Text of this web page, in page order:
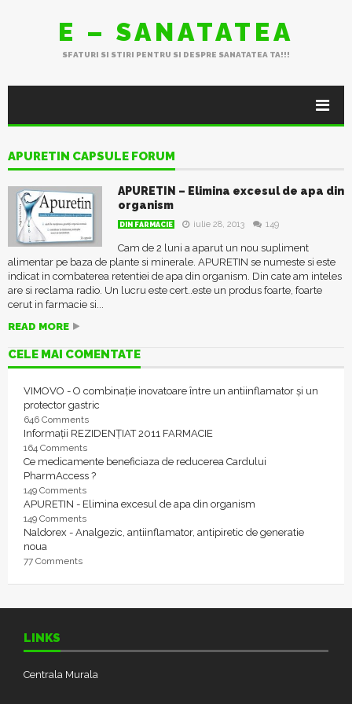
E – SANATATEA
SFATURI SI STIRI PENTRU SI DESPRE SANATATEA TA!!!
APURETIN CAPSULE FORUM
APURETIN – Elimina excesul de apa din
organism
DIN FARMACIE iulie 28, 2013 149
Cam de 2 luni a aparut un nou supliment
alimentar pe baza de plante si minerale. APURETIN se numeste si este
indicat in combaterea retentiei de apa din organism. Din cate am inteles
are si reclama radio. Un lucru este cert..este un produs foarte, foarte
cerut in farmacie si...
READ MORE
CELE MAI COMENTATE
VIMOVO - O combinație inovatoare între un antiinflamator și un
protector gastric
646 Comments
Informații REZIDENȚIAT 2011 FARMACIE
164 Comments
Ce medicamente beneficiaza de reducerea Cardului
PharmAccess ?
149 Comments
APURETIN - Elimina excesul de apa din organism
149 Comments
Naldorex - Analgezic, antiinflamator, antipiretic de generatie
noua
77 Comments
LINKS
Centrala Murala